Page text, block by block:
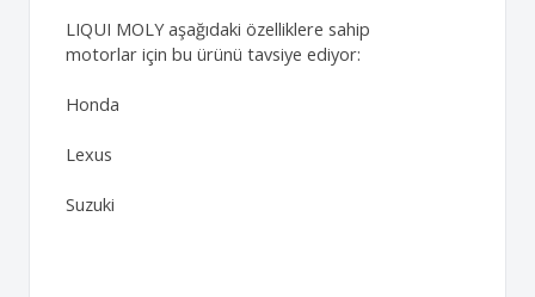
LIQUI MOLY aşağıdaki özelliklere sahip
motorlar için bu ürünü tavsiye ediyor:
Honda
Lexus
Suzuki